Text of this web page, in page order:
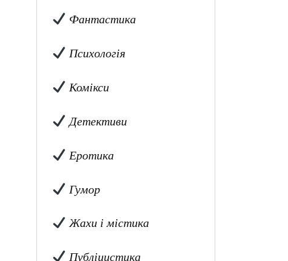
Фантастика
Психологія
Комікси
Детективи
Еротика
Гумор
Жахи і містика
Публіцистика